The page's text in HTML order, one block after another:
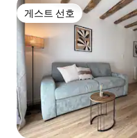
게스트 선호
게스트 선호